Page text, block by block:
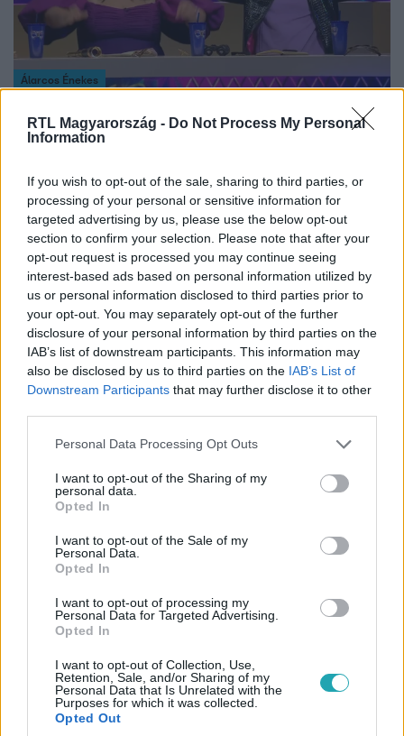
RTL Magyarország - Do Not Process My Personal
Information
If you wish to opt-out of the sale, sharing to third parties, or
processing of your personal or sensitive information for
targeted advertising by us, please use the below opt-out
section to confirm your selection. Please note that after your
opt-out request is processed you may continue seeing
interest-based ads based on personal information utilized by
us or personal information disclosed to third parties prior to
your opt-out. You may separately opt-out of the further
disclosure of your personal information by third parties on the
IAB’s list of downstream participants. This information may
also be disclosed by us to third parties on the IAB’s List of
Downstream Participants that may further disclose it to other
Please note that this website/app uses one or more Google
not limited to your visit or usage behaviour. You may click to
grant or deny consent to Google and its third-party tags to
use your data for below specified purposes in below Google
consent section.
Personal Data Processing Opt Outs
I want to opt-out of the Sharing of my
personal data.
Opted In
I want to opt-out of the Sale of my
Personal Data.
Opted In
I want to opt-out of processing my
Personal Data for Targeted Advertising.
Opted In
I want to opt-out of Collection, Use,
Retention, Sale, and/or Sharing of my
Personal Data that Is Unrelated with the
Purposes for which it was collected.
Opted Out
Álarcos Énekes
Kamu Szuperkártya az Álarcos énekesben –
Tipp tippet követett, amikor kiderült a nyomozók számára,
hogy kit rejthet a Mézeskalács álarca. A nagy összhangot
meglovagolva Puskás-Dallos Peti behúzta a csőbe
Csobot Adélt, Ráskó Esztert, Istenes Bencét és a
“rangidős tisztet”, Sebestyén Balázst is, ugyanis
mindannyian elhitték, hogy egyhangú tippjüknek
köszönhetően kapnak egy újabb Szuperkártyát.
2:46
2024. november 27. 14:30
Kit rejt a Rozmár jelmez az Álarcos énekesben? -
Nádai Anikó besegített Csobot Adélnak, Ráskó Eszternek,
Istenes Bencének és Sebestyén Balázsnak, ugyanis a
műsorvezető úgy gondolja forró nyomon van a Rozmárral
kapcsolatban.